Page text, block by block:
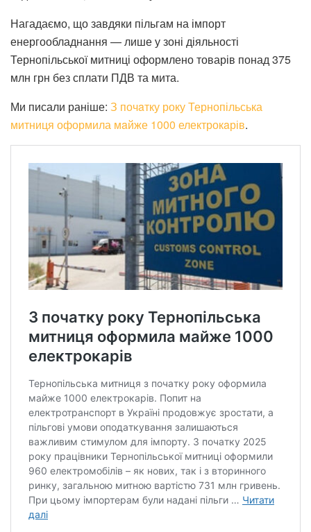
Нагадаємо, що завдяки пільгам на імпорт
енергообладнання — лише у зоні діяльності
Тернопільської митниці оформлено товарів понад 375
млн грн без сплати ПДВ та мита.
Ми писали раніше: З почaтку року Тернопільська
митниця оформила мaйже 1000 електрокaрів.